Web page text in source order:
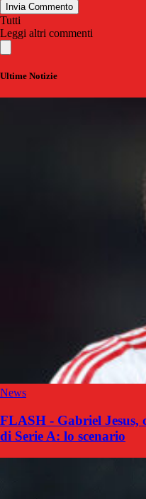
Invia Commento
Tutti
Leggi altri commenti
Ultime Notizie
News
FLASH - Gabriel Jesus,
di Serie A: lo scenario